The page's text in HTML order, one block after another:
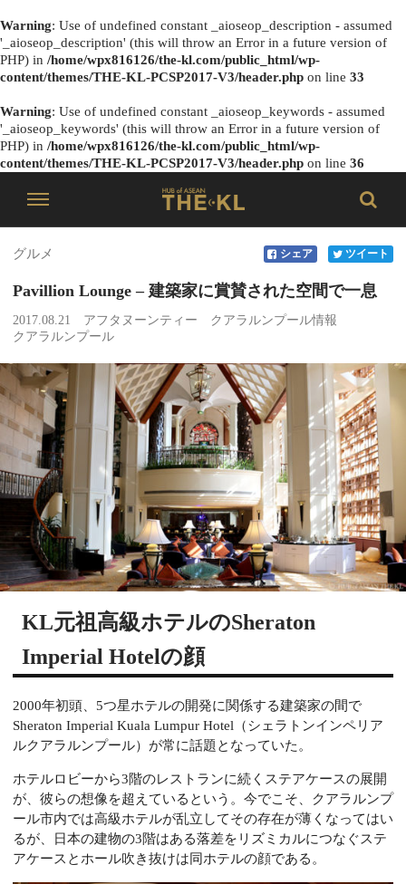
Warning: Use of undefined constant _aioseop_description - assumed
'_aioseop_description' (this will throw an Error in a future version of
PHP) in /home/wpx816126/the-kl.com/public_html/wp-
content/themes/THE-KL-PCSP2017-V3/header.php on line 33
Warning: Use of undefined constant _aioseop_keywords - assumed
'_aioseop_keywords' (this will throw an Error in a future version of
PHP) in /home/wpx816126/the-kl.com/public_html/wp-
content/themes/THE-KL-PCSP2017-V3/header.php on line 36
グルメ シェア ツイート
Pavillion Lounge – 建築家に賞賛された空間で一息
2017.08.21 アフタヌーンティー
クアラルンプール情報
クアラルンプール
KL元祖高級ホテルのSheraton
Imperial Hotelの顔
2000年初頭、5つ星ホテルの開発に関係する建築家の間で
Sheraton Imperial Kuala Lumpur Hotel（シェラトンインペリア
ルクアラルンプール）が常に話題となっていた。
ホテルロビーから3階のレストランに続くステアケースの展開
が、彼らの想像を超えているという。今でこそ、クアラルンプ
ール市内では高級ホテルが乱立してその存在が薄くなってはい
るが、日本の建物の3階はある落差をリズミカルにつなぐステ
アケースとホール吹き抜けは同ホテルの顔である。